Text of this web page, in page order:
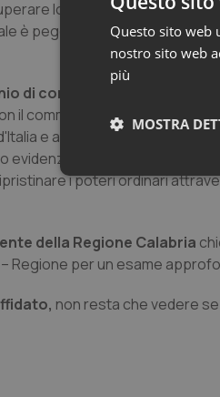
lo strumento del
è peggiorata sia
di commissariamento è
il commissariamento sono
e avere in cambio un
evidenziato ai diversi Governi
i poteri ordinari
della Regione Calabria
Regione per un esame
non resta che vedere
Questo sito web
nostro sito web
più
MOSTRA